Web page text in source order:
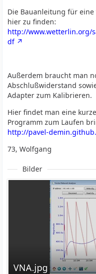
Die Bauanleitung für
hier zu finden:
http://www.wetterlin.org/
df
Außerdem braucht man
Abschlußwiderstand
Adapter zum Kalibrieren.
Hier findet man eine
Programm zum Laufen
http://pavel-
73, Wolfgang
Bilder
VNA.jpg